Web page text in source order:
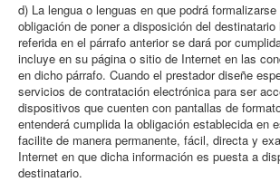
d) La lengua o lenguas en que podrá
obligación de poner a disposición del
referida en el párrafo anterior se dará por
incluye en su página o sitio de Internet en las
en dicho párrafo. Cuando el prestador diseñe
servicios de contratación electrónica para ser
dispositivos que cuenten con pantallas de
entenderá cumplida la obligación establecida en
facilite de manera permanente, fácil, directa y
Internet en que dicha información es puesta a
destinatario.